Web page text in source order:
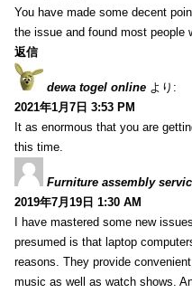
You have made some decent
the issue and found most people
返信
dewa togel online より:
2021年1月7日 3:53 PM
It as enormous that you are
this time.
Furniture assembly
2019年7月19日 1:30 AM
I have mastered some new
presumed is that laptop
reasons. They provide
music as well as watch shows.